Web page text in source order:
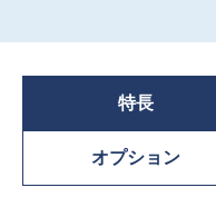
特長
オプション